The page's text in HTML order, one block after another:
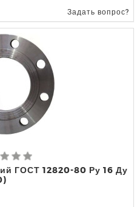
Задать вопрос?
ГОСТ 12820-80 Ру 16 Ду